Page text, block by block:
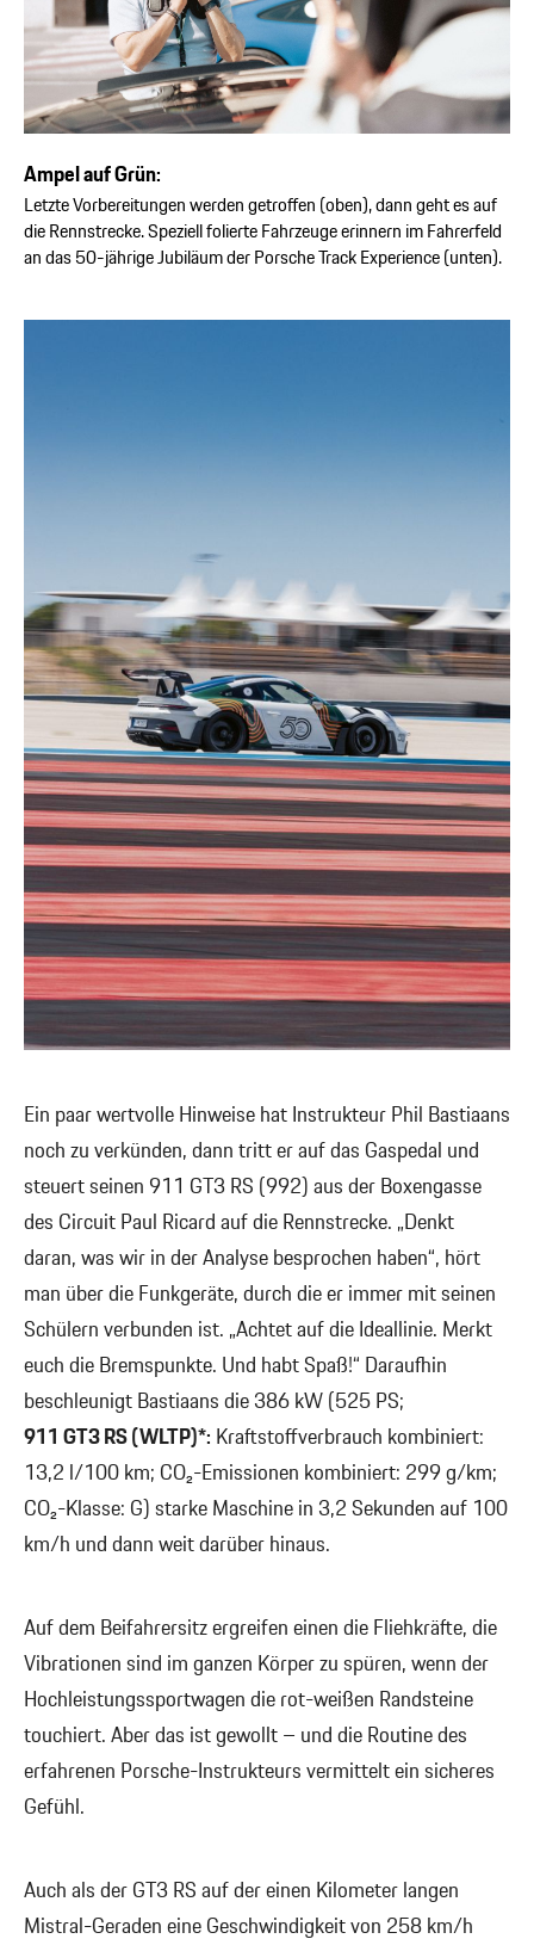
Ampel auf Grün:
Letzte Vorbereitungen werden getroffen (oben), dann geht es auf
die Rennstrecke. Speziell folierte Fahrzeuge erinnern im Fahrerfeld
an das 50-jährige Jubiläum der Porsche Track Experience (unten).
Ein paar wertvolle Hinweise hat Instrukteur Phil Bastiaans
noch zu verkünden, dann tritt er auf das Gaspedal und
steuert seinen 911 GT3 RS (992) aus der Boxengasse
des Circuit Paul Ricard auf die Rennstrecke. „Denkt
daran, was wir in der Analyse besprochen haben“, hört
man über die Funkgeräte, durch die er immer mit seinen
Schülern verbunden ist. „Achtet auf die Ideallinie. Merkt
euch die Bremspunkte. Und habt Spaß!“ Daraufhin
beschleunigt Bastiaans die 386 kW (525 PS;
911 GT3 RS (WLTP)*: Kraftstoffverbrauch kombiniert:
13,2 l/100 km; CO₂-Emissionen kombiniert: 299 g/km;
CO₂-Klasse: G) starke Maschine in 3,2 Sekunden auf 100
km/h und dann weit darüber hinaus.
Auf dem Beifahrersitz ergreifen einen die Fliehkräfte, die
Vibrationen sind im ganzen Körper zu spüren, wenn der
Hochleistungssportwagen die rot-weißen Randsteine
touchiert. Aber das ist gewollt – und die Routine des
erfahrenen Porsche-Instrukteurs vermittelt ein sicheres
Gefühl.
Auch als der GT3 RS auf der einen Kilometer langen
Mistral-Geraden eine Geschwindigkeit von 258 km/h